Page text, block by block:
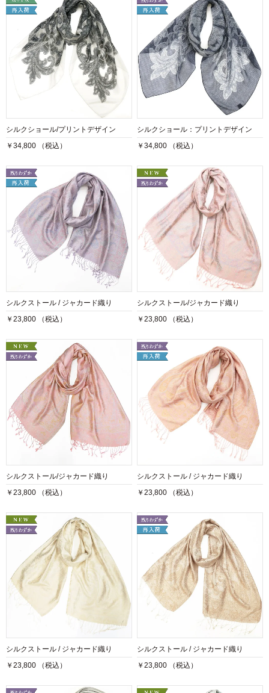
シルクショール/プリントデザイン
￥34,800 （税込）
シルクショール：プリントデザイン
￥34,800 （税込）
シルクストール / ジャカード織り
￥23,800 （税込）
シルクストール/ジャカード織り
￥23,800 （税込）
シルクストール/ジャカード織り
￥23,800 （税込）
シルクストール / ジャカード織り
￥23,800 （税込）
シルクストール / ジャカード織り
￥23,800 （税込）
シルクストール / ジャカード織り
￥23,800 （税込）